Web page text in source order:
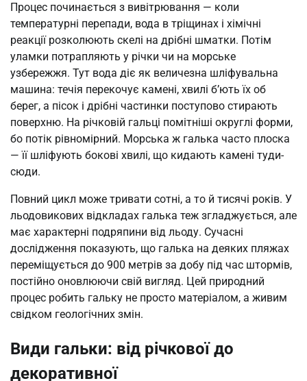
Процес починається з вивітрювання — коли
температурні перепади, вода в тріщинах і хімічні
реакції розколюють скелі на дрібні шматки. Потім
уламки потрапляють у річки чи на морське
узбережжя. Тут вода діє як величезна шліфувальна
машина: течія перекочує камені, хвилі б’ють їх об
берег, а пісок і дрібні частинки поступово стирають
поверхню. На річковій гальці помітніші округлі форми,
бо потік рівномірний. Морська ж галька часто плоска
— її шліфують бокові хвилі, що кидають камені туди-
сюди.
Повний цикл може тривати сотні, а то й тисячі років. У
льодовикових відкладах галька теж згладжується, але
має характерні подряпини від льоду. Сучасні
дослідження показують, що галька на деяких пляжах
переміщується до 900 метрів за добу під час штормів,
постійно оновлюючи свій вигляд. Цей природний
процес робить гальку не просто матеріалом, а живим
свідком геологічних змін.
Види гальки: від річкової до
декоративної